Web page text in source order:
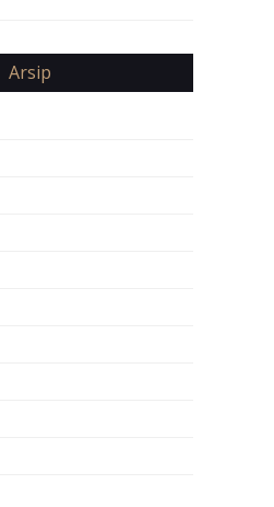
Arsip